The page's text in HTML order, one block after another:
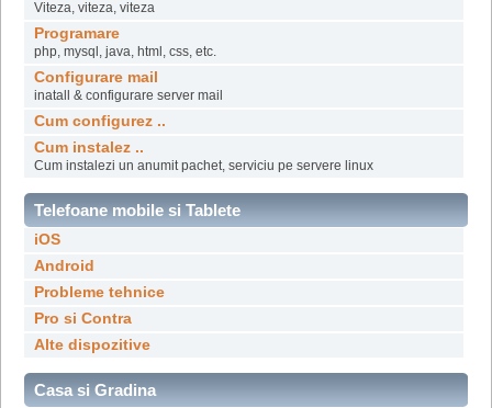
Viteza, viteza, viteza
Programare
php, mysql, java, html, css, etc.
Configurare mail
inatall & configurare server mail
Cum configurez ..
Cum instalez ..
Cum instalezi un anumit pachet, serviciu pe servere linux
Telefoane mobile si Tablete
iOS
Android
Probleme tehnice
Pro si Contra
Alte dispozitive
Casa si Gradina